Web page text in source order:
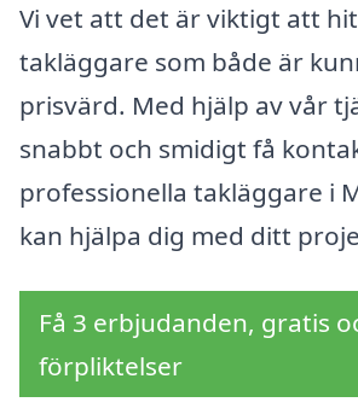
Vi vet att det är viktigt att
takläggare som både är
prisvärd. Med hjälp av vår
snabbt och smidigt få
professionella takläggare i
kan hjälpa dig med ditt
Få 3 erbjudanden, gratis
förpliktelser